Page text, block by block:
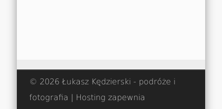
© 2026 Łukasz Kędzierski - podróże i
fotografia | Hosting zapewnia